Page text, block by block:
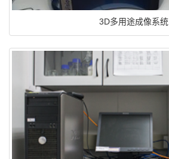
3D多用途成像系统